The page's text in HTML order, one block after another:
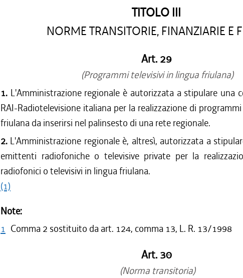
TITOLO III
NORME TRANSITORIE, FINANZIARIE E
Art. 29
(Programmi televisivi in lingua friulana)
1. L'Amministrazione regionale è autorizzata a stipulare una
RAI-Radiotelevisione italiana per la realizzazione di
friulana da inserirsi nel palinsesto di una rete regionale.
2. L'Amministrazione regionale è, altresì, autorizzata a
emittenti radiofoniche o televisive private per la
radiofonici o televisivi in lingua friulana.
(1)
Note:
1 Comma 2 sostituito da art. 124, comma 13, L. R. 13/1998
Art. 30
(Norma transitoria)